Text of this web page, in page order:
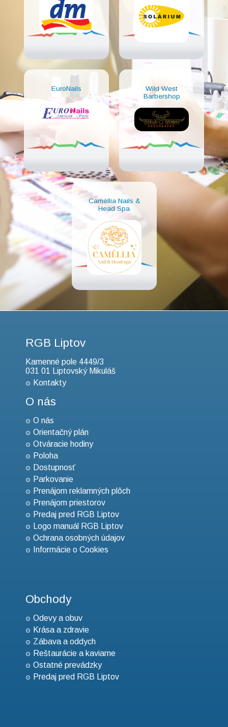
EuroNails
Wild West
Barbershop
Caméllia Nails &
Head Spa
RGB Liptov
Kamenné pole 4449/3
031 01 Liptovský Mikuláš
Kontakty
O nás
O nás
Orientačný plán
Otváracie hodiny
Poloha
Dostupnosť
Parkovanie
Prenájom reklamných plôch
Prenájom priestorov
Predaj pred RGB Liptov
Logo manuál RGB Liptov
Ochrana osobných údajov
Informácie o Cookies
Obchody
Odevy a obuv
Krása a zdravie
Zábava a oddych
Reštaurácie a kaviarne
Ostatné prevádzky
Predaj pred RGB Liptov